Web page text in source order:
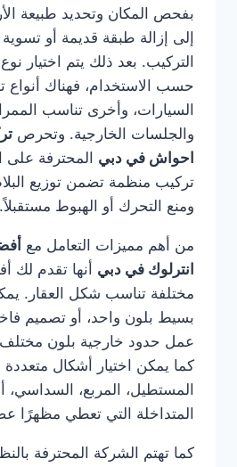
بفحص المكان وتحديد طبيعة
إلى إزالة طبقة قديمة أو
التركيب. بعد ذلك يتم اختيار
حسب الاستخدام، فهناك
السيارات، وأخرى تناسب
والجلسات الخارجية. وتحرص
احواش في دبي المحترفة
تركيب منظمة تضمن توزيع
ومنع التحرك أو الهبوط مستقبلاً.
من أهم مميزات التعامل مع
انترلوك في دبي أنها تقدم لك
مختلفة تناسب شكل العقار.
بسيط بلون واحد، أو تصميم
عمل حدود خارجية بلون مختلف
كما يمكن اختيار أشكال متعددة
المستطيل، المربع، السداسي،
المتداخلة التي تعطي مظهرًا
كما تهتم الشركة المحترفة